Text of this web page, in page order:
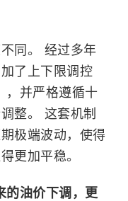
同。 经过多年
了上下限调控
，并严格遵循十
整。 这套机制
极端波动，使得
更加平稳。
的油价下调，更